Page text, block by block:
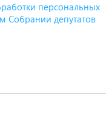
персональных
Собрании депутатов